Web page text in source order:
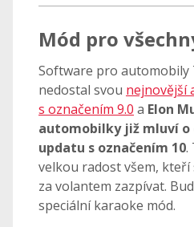
Mód pro
Software pro automobily
nedostal svou nejnovější
s označením 9.0 a Elon
automobilky již mluví o
updatu s označením 10.
velkou radost všem,
za volantem zazpívat.
speciální karaoke mód.